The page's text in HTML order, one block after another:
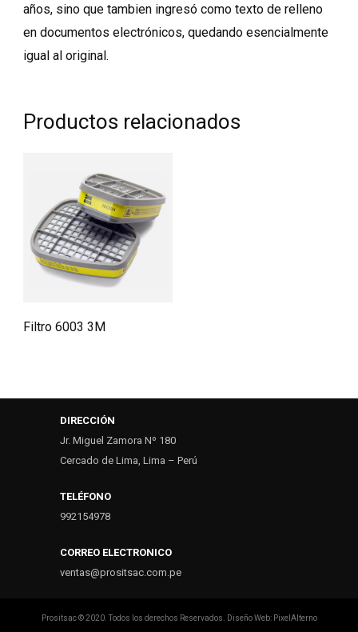
años, sino que tambien ingresó como texto de relleno
en documentos electrónicos, quedando esencialmente
igual al original.
Productos relacionados
Filtro 6003 3M
DIRECCIÓN
Jr. Miguel Zamora Nº 180
Cercado de Lima, Lima – Perú
TELÉFONO
992154978
CORREO ELECTRONICO
ventas@prositsac.com.pe
Prositsac © 2020. Todos los derechos Reservados. Diseño Web: PixelAlterno